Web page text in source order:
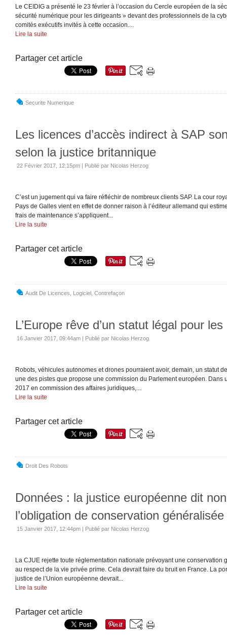
Le CEIDIG a présenté le 23 février à l’occasion du Cercle européen de la
sécurité numérique pour les dirigeants » devant des professionnels de la
comités exécutifs invités à cette occasion....
Lire la suite
Partager cet article
Securite Numerique
Les licences d’accès indirect à SAP
selon la justice britannique
22 Février 2017, 12:15pm | Publié par Nicolas Herzog
C’est un jugement qui va faire réfléchir de nombreux clients SAP. La cour
Pays de Galles vient en effet de donner raison à l’éditeur allemand qui
frais de maintenance s’appliquent...
Lire la suite
Partager cet article
Audit De Licences Logiciel Contrefaçon
L’Europe rêve d’un statut légal pour
16 Janvier 2017, 09:44am | Publié par Nicolas Herzog
Robots, véhicules autonomes et drones pourraient avoir, demain, un statut
une des pistes que propose une commission du Parlement européen. Dans
2017 en commission des affaires juridiques,...
Lire la suite
Partager cet article
Droit Des Robots
Données : la justice européenne dit
l’obligation de conservation généralisée
15 Janvier 2017, 12:44pm | Publié par Nicolas Herzog
La CJUE rejette toute réglementation nationale prévoyant une conservation
au respect de la vie privée prime. Cela devrait faire du bruit en France. La
justice de l’Union européenne devrait...
Lire la suite
Partager cet article